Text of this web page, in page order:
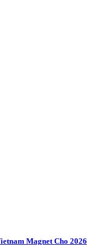
Magnet Cho 2026